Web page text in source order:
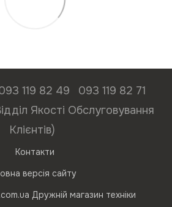
119 82 49
093 119 82 71
Якості Обслуговування
Клієнтів)
Контакти
версія сайту
Дружній магазин техніки